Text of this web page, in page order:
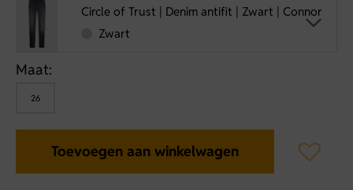
Circle of Trust | Denim antifit | Zwart | Connor
Zwart
Maat:
26
Toevoegen aan winkelwagen